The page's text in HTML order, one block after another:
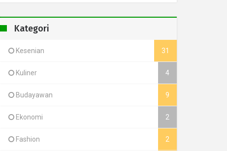
Kategori
Kesenian 31
Kuliner 4
Budayawan 9
Ekonomi 2
Fashion 2